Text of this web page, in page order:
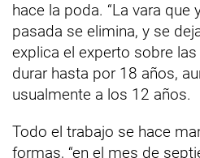
hace la poda. “La vara que
pasada se elimina, y se
explica el experto sobre
durar hasta por 18 años,
usualmente a los 12 años.
Todo el trabajo se hace
formas, “en el mes de